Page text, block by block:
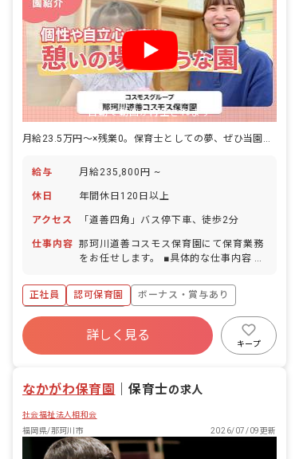
自動で動画が再生されます
給与 月給235,800円 ~
休日 年間休日120日以上
アクセス 「道善四角」バス停下車、徒歩2分
仕事内容 那珂川道善コスモス保育園にて保育業務
をお任せします。 ■具体的な仕事内容 ・
誘導、展開、準備等） ・子どもたちの生
活面のサポート（健康面・食事・排泄・
睡眠・着脱・人間関係等） ・室内環境設
定 ・園内の清掃 ・週案、個人記録、連
絡帳アプリの記入（全てパソコンやタブ
レット入力） ・保護者対応 ※先輩保育
で、ご安心くださいね。
正社員 認可保育園
ボーナス・賞与あり
年間休日120日以上
寮・住宅・家賃補助あり
社会保険完備
残業少なめ
詳しく見る
キープ
なかがわ保育園 ｜保育士の求人
社会福祉法人相和会
福岡県/那珂川市
2026/07/09更新